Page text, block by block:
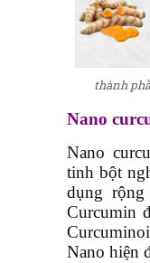
thành
Nano
Nano
tinh bột
dụng
Curcumin
Nano hiện